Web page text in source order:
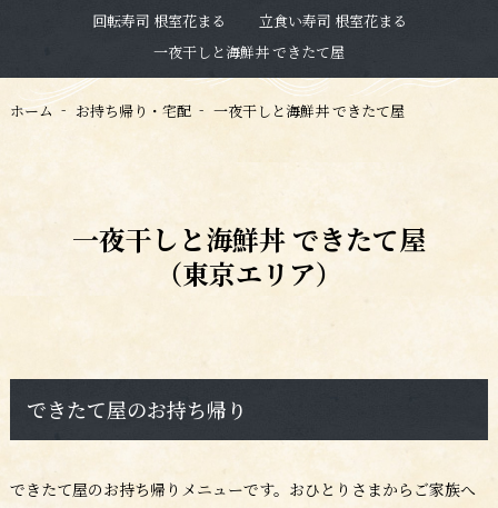
回転寿司 根室花まる
立食い寿司 根室花まる
一夜干しと海鮮丼 できたて屋
ホーム お持ち帰り・宅配 一夜干しと海鮮丼 できたて屋
一夜干しと海鮮丼 できたて屋
（東京エリア）
できたて屋のお持ち帰り
できたて屋のお持ち帰りメニューです。おひとりさまからご家族へ